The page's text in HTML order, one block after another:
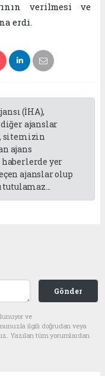
verilmesi ve
erdi.
(İHA),
diğer ajanslar
sitemizin
ajans
yer
ajanslar olup
Gönder
ve
ilgili doğrudan veya
Yazılan tüm yorumlardan